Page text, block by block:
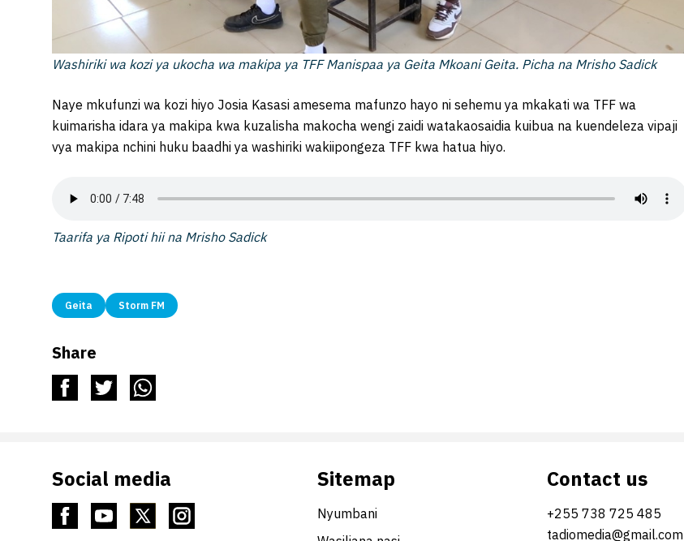
Washiriki wa kozi ya ukocha wa makipa ya TFF Manispaa ya Geita Mkoani Geita. Picha na Mrisho Sadick
Naye mkufunzi wa kozi hiyo Josia Kasasi amesema mafunzo hayo ni sehemu ya mkakati wa TFF wa
kuimarisha idara ya makipa kwa kuzalisha makocha wengi zaidi watakaosaidia kuibua na kuendeleza vipaji
vya makipa nchini huku baadhi ya washiriki wakiipongeza TFF kwa hatua hiyo.
Taarifa ya Ripoti hii na Mrisho Sadick
Geita Storm FM
Share
Social media Sitemap
Nyumbani
Contact us
+255 738 725 485
tadiomedia@gmail.com